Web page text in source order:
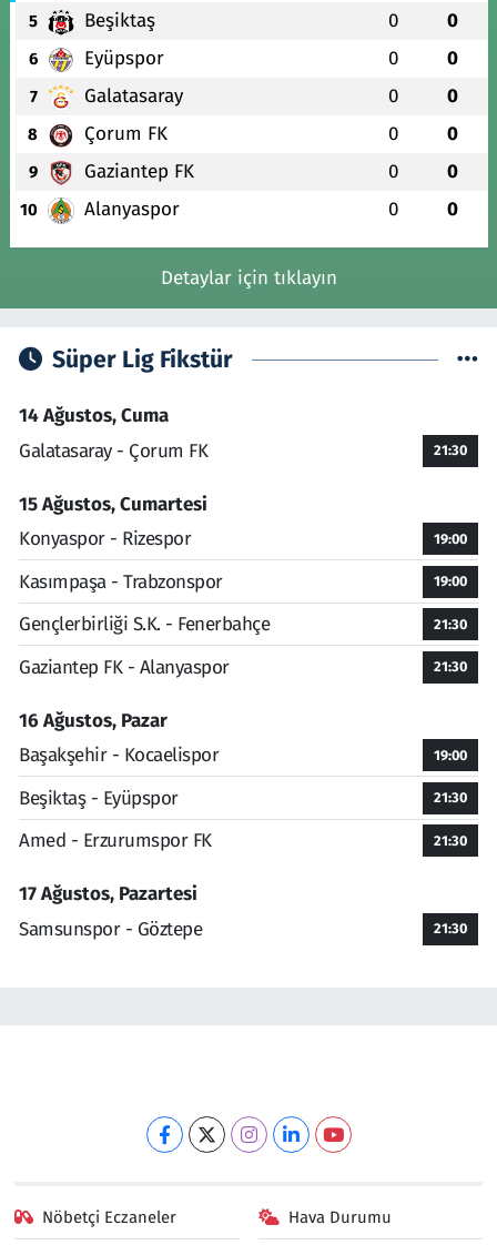
5 Beşiktaş 0 0
6 Eyüpspor 0 0
7 Galatasaray 0 0
8 Çorum FK 0 0
9 Gaziantep FK 0 0
10 Alanyaspor 0 0
Detaylar için tıklayın
Süper Lig Fikstür
14 Ağustos, Cuma
Galatasaray - Çorum FK
21:30
15 Ağustos, Cumartesi
Konyaspor - Rizespor
19:00
Kasımpaşa - Trabzonspor 19:00
Gençlerbirliği S.K. - Fenerbahçe 21:30
Gaziantep FK - Alanyaspor 21:30
16 Ağustos, Pazar
Başakşehir - Kocaelispor
19:00
Beşiktaş - Eyüpspor 21:30
Amed - Erzurumspor FK 21:30
17 Ağustos, Pazartesi
Samsunspor - Göztepe
21:30
Nöbetçi Eczaneler Hava Durumu